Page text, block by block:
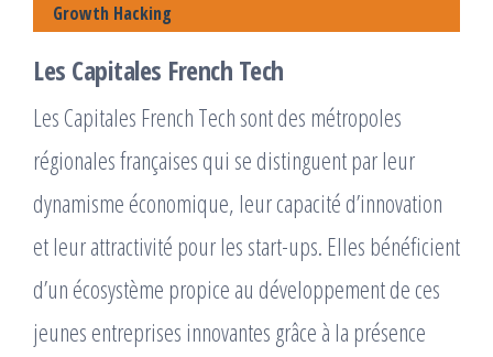
Growth Hacking
Les Capitales French Tech
Les Capitales French Tech sont des métropoles
régionales françaises qui se distinguent par leur
dynamisme économique, leur capacité d’innovation
et leur attractivité pour les start-ups. Elles bénéficient
d’un écosystème propice au développement de ces
jeunes entreprises innovantes grâce à la présence